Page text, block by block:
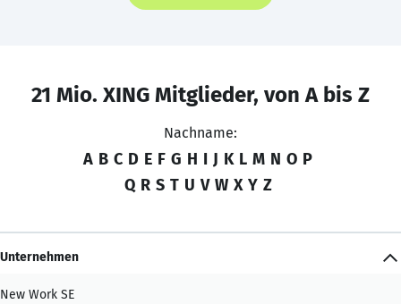
21 Mio. XING Mitglieder, von A bis Z
Nachname:
A B C D E F G H I J K L M N O P
Q R S T U V W X Y Z
Unternehmen
New Work SE